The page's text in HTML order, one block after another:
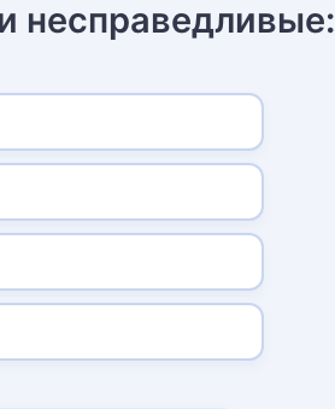
несправедливые: